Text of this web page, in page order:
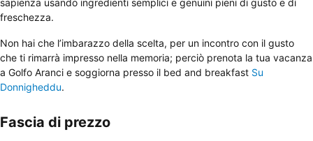
sapienza usando ingredienti semplici e genuini pieni di gusto e di
freschezza.
Non hai che l’imbarazzo della scelta, per un incontro con il gusto
che ti rimarrà impresso nella memoria; perciò prenota la tua vacanza
a Golfo Aranci e soggiorna presso il bed and breakfast Su
Donnigheddu.
Fascia di prezzo